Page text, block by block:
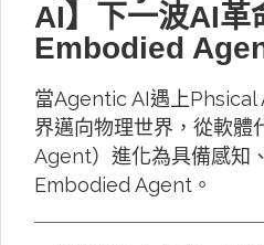
AI】下一波AI革
Embodied
當Agentic AI遇上Phsical
界邁向物理世界，從軟
Agent）進化為具備感知
Embodied Agent。